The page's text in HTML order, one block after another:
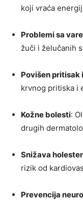
koji vraća
Problemi sa
žuči i želučanih
Povišen pritisak
krvnog pritiska i
Kožne bolesti:
drugih
Snižava
rizik od
Prevencija